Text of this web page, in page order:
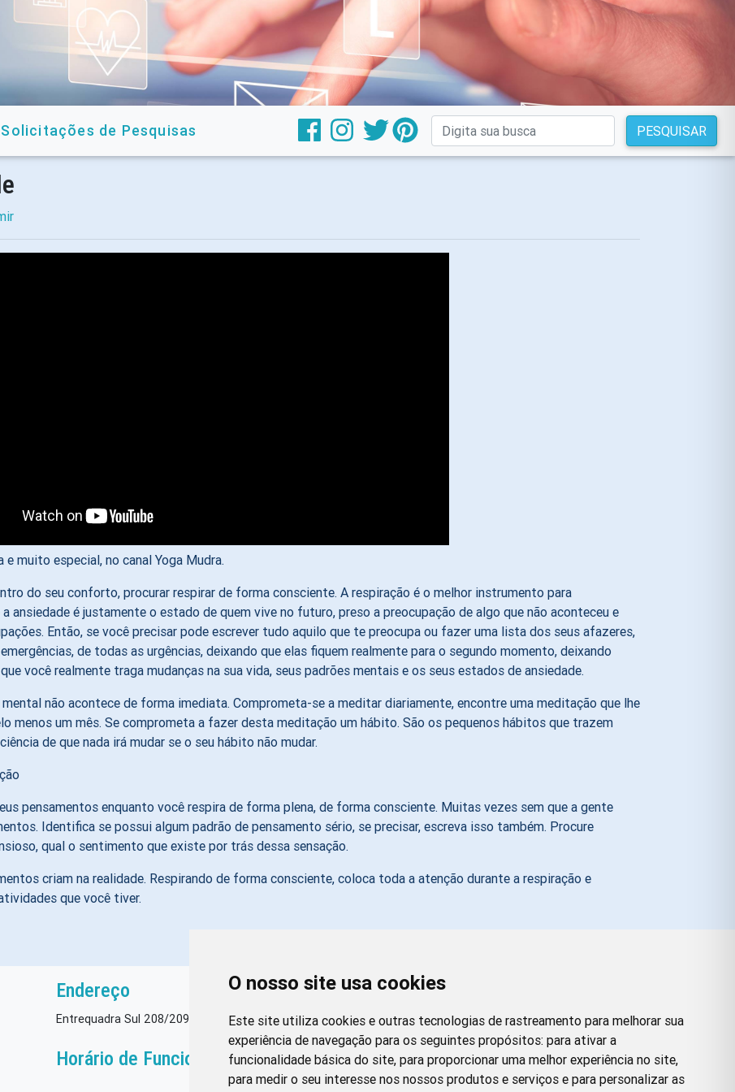
O nosso site usa cookies
Este site utiliza cookies e outras tecnologias de rastreamento para melhorar sua
experiência de navegação para os seguintes propósitos: para ativar a
funcionalidade básica do site, para proporcionar uma melhor experiência no site,
para medir o seu interesse nos nossos produtos e serviços e para personalizar as
Solicitações de Pesquisas PESQUISAR
e muito especial, no canal Yoga Mudra.
do seu conforto, procurar respirar de forma consciente. A respiração é o melhor instrumento para
ansiedade é justamente o estado de quem vive no futuro, preso a preocupação de algo que não aconteceu e
Então, se você precisar pode escrever tudo aquilo que te preocupa ou fazer uma lista dos seus afazeres,
de todas as urgências, deixando que elas fiquem realmente para o segundo momento, deixando
você realmente traga mudanças na sua vida, seus padrões mentais e os seus estados de ansiedade.
não acontece de forma imediata. Comprometa-se a meditar diariamente, encontre uma meditação que lhe
menos um mês. Se comprometa a fazer desta meditação um hábito. São os pequenos hábitos que trazem
de que nada irá mudar se o seu hábito não mudar.
pensamentos enquanto você respira de forma plena, de forma consciente. Muitas vezes sem que a gente
Identifica se possui algum padrão de pensamento sério, se precisar, escreva isso também. Procure
qual o sentimento que existe por trás dessa sensação.
criam na realidade. Respirando de forma consciente, coloca toda a atenção durante a respiração e
que você tiver.
Endereço
Entrequadra Sul 208/209, Asa Sul, CEP: 70390-100
Horário de Funcionamento
Redes Sociais
Facebook Instagram Twitter Pinterest